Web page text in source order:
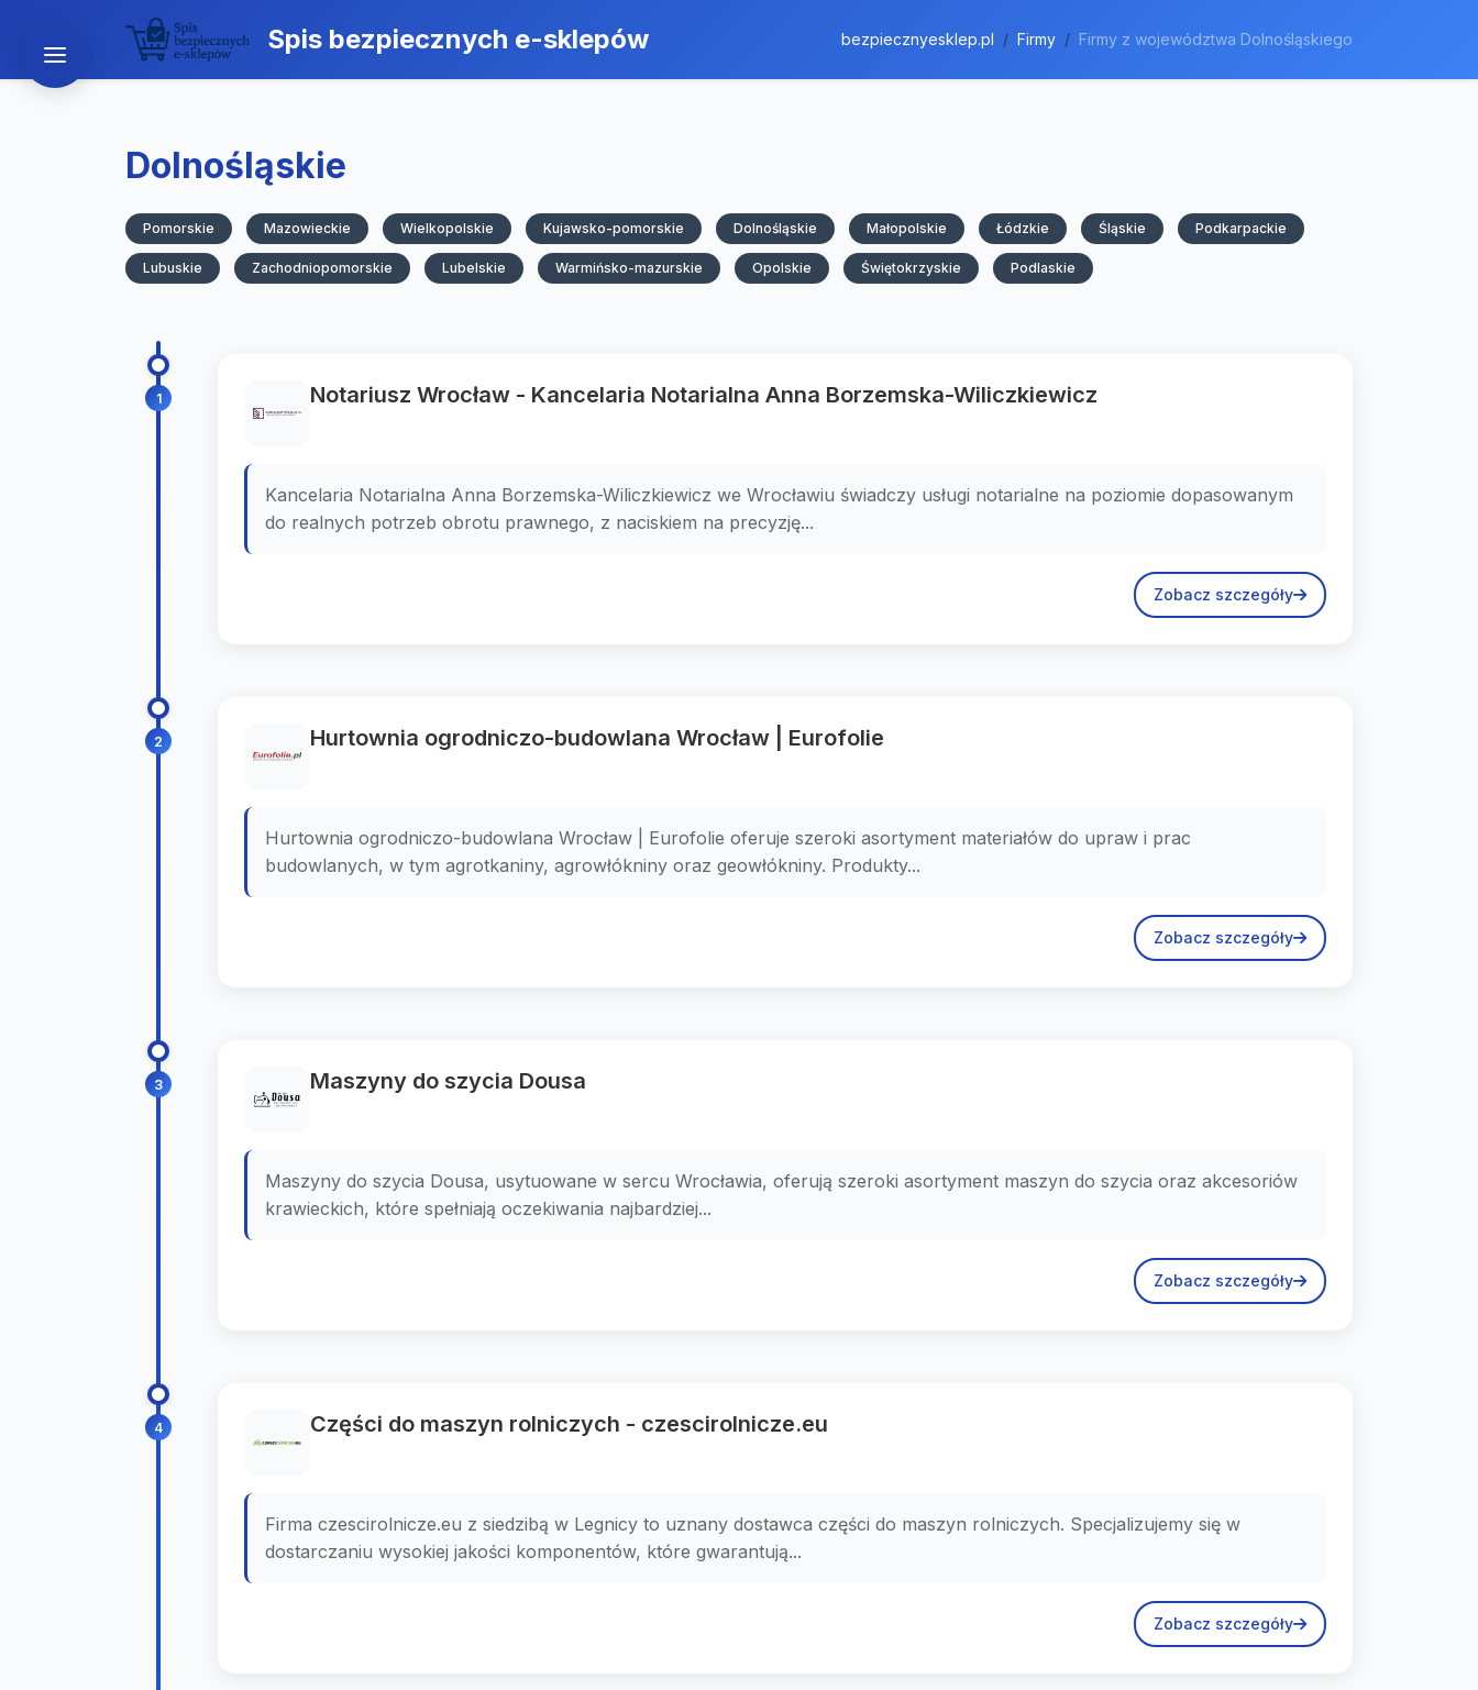
Spis bezpiecznych e-sklepów bezpiecznyesklep.pl Firmy Firmy z województwa Dolnośląskiego
Dolnośląskie
Pomorskie Mazowieckie Wielkopolskie Kujawsko-pomorskie Dolnośląskie Małopolskie Łódzkie Śląskie Podkarpackie
Lubuskie Zachodniopomorskie Lubelskie Warmińsko-mazurskie Opolskie Świętokrzyskie Podlaskie
1 Notariusz Wrocław - Kancelaria Notarialna Anna Borzemska-Wiliczkiewicz
Kancelaria Notarialna Anna Borzemska-Wiliczkiewicz we Wrocławiu świadczy usługi notarialne na poziomie dopasowanym
do realnych potrzeb obrotu prawnego, z naciskiem na precyzję...
Zobacz szczegóły
2 Hurtownia ogrodniczo-budowlana Wrocław | Eurofolie
Hurtownia ogrodniczo-budowlana Wrocław | Eurofolie oferuje szeroki asortyment materiałów do upraw i prac
budowlanych, w tym agrotkaniny, agrowłókniny oraz geowłókniny. Produkty...
Zobacz szczegóły
3 Maszyny do szycia Dousa
Maszyny do szycia Dousa, usytuowane w sercu Wrocławia, oferują szeroki asortyment maszyn do szycia oraz akcesoriów
krawieckich, które spełniają oczekiwania najbardziej...
Zobacz szczegóły
4 Części do maszyn rolniczych - czescirolnicze.eu
Firma czescirolnicze.eu z siedzibą w Legnicy to uznany dostawca części do maszyn rolniczych. Specjalizujemy się w
dostarczaniu wysokiej jakości komponentów, które gwarantują...
Zobacz szczegóły